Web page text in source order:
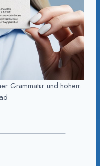
Grammatur und hohem